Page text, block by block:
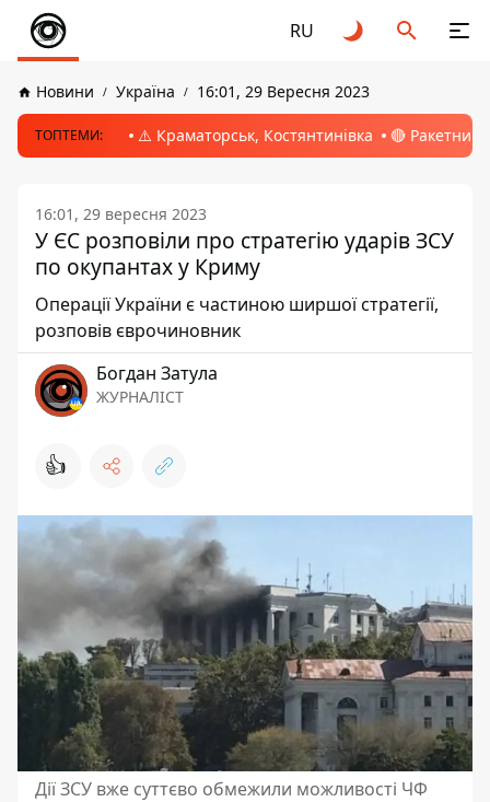
RU
Новини Україна 16:01, 29 Вересня 2023
ТОПТЕМИ: ⚠️ Краматорськ, Костянтинівка 🔴 Ракетний
16:01, 29 вересня 2023
У ЄС розповіли про стратегію ударів ЗСУ
по окупантах у Криму
Операції України є частиною ширшої стратегії,
розповів єврочиновник
Богдан Затула
ЖУРНАЛІСТ
👍
Дії ЗСУ вже суттєво обмежили можливості ЧФ